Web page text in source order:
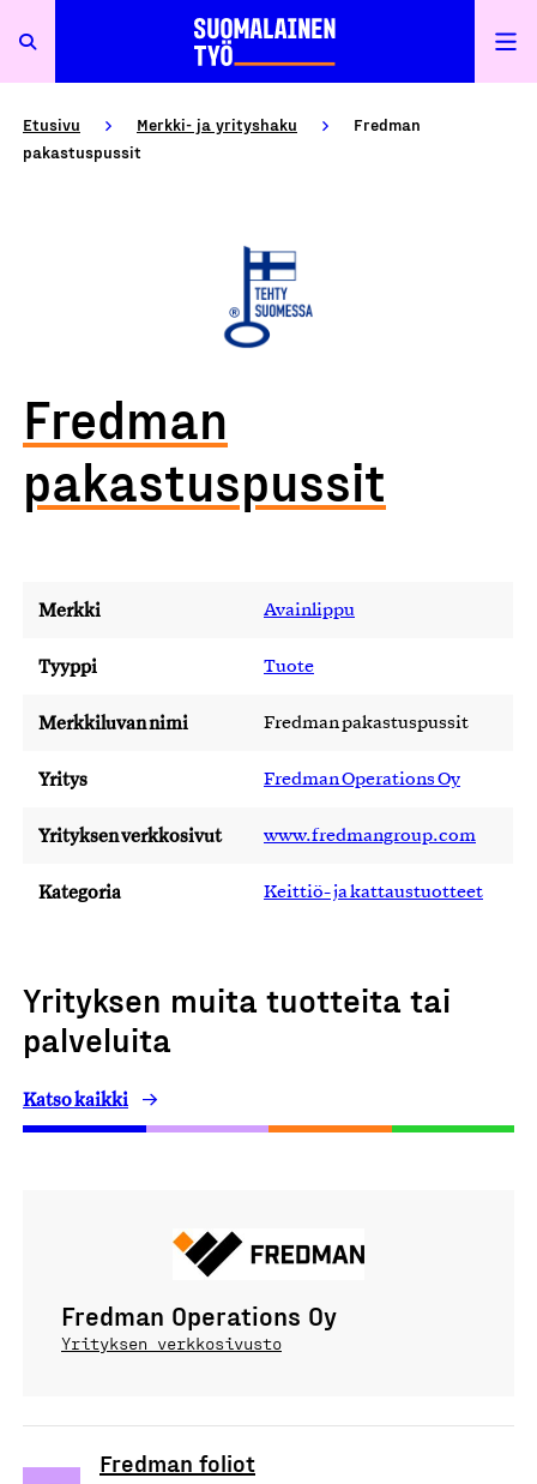
Etusivu Merkki- ja yrityshaku
Fredman
pakastuspussit
Fredman
pakastuspussit
Merkki Avainlippu
Tyyppi Tuote
Merkkiluvan nimi Fredman pakastuspussit
Yritys Fredman Operations Oy
Yrityksen verkkosivut www.fredmangroup.com
Kategoria Keittiö- ja kattaustuotteet
Yrityksen muita tuotteita tai
palveluita
Katso kaikki
Fredman Operations Oy
Yrityksen verkkosivusto
Fredman foliot